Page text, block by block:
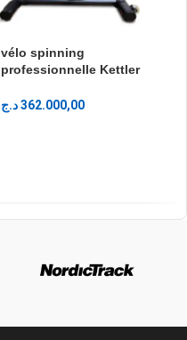
vélo spinning
professionnelle Kettler
362.000,00د.ج